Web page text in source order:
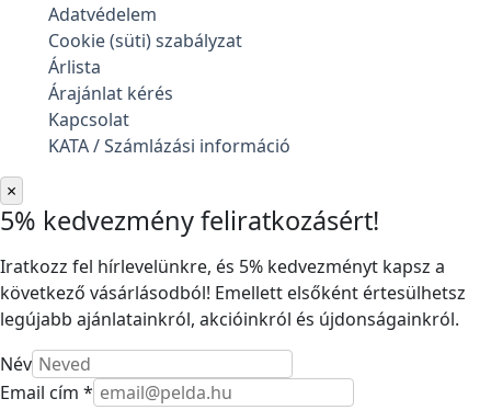
Adatvédelem
Cookie (süti) szabályzat
Árlista
Árajánlat kérés
Kapcsolat
KATA / Számlázási információ
×
5% kedvezmény feliratkozásért!
Iratkozz fel hírlevelünkre, és 5% kedvezményt kapsz a
következő vásárlásodból! Emellett elsőként értesülhetsz
legújabb ajánlatainkról, akcióinkról és újdonságainkról.
Név
Email cím *